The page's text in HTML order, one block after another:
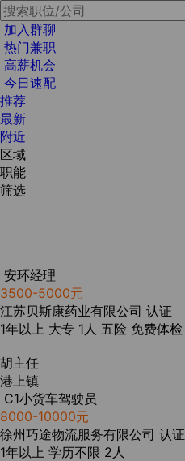
加入群聊
热门兼职
高薪机会
今日速配
推荐
最新
附近
区域
职能
筛选
安环经理
3500-5000元
江苏贝斯康药业有限公司 认证
1年以上 大专 1人 五险 免费体检
胡主任
港上镇
C1小货车驾驶员
8000-10000元
徐州巧途物流服务有限公司 认证
1年以上 学历不限 2人